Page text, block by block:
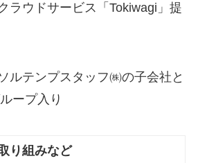
ラウドサービス「Tokiwagi」提
ルテンプスタッフ㈱の子会社と
ープ入り
り組みなど